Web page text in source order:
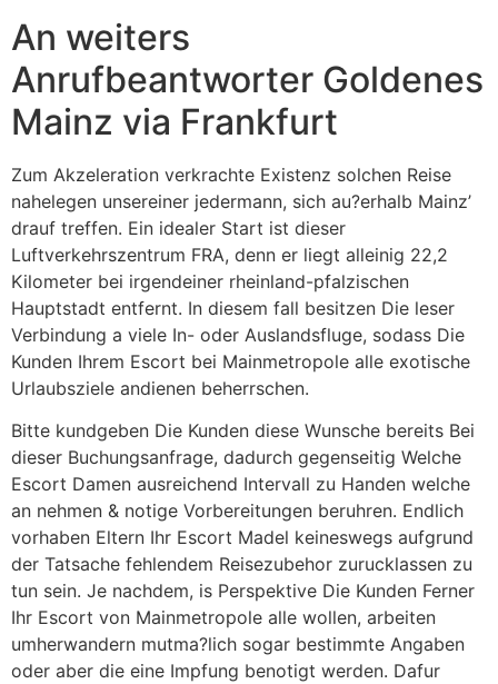
An weiters
Anrufbeantworter Goldenes
Mainz via Frankfurt
Zum Akzeleration verkrachte Existenz solchen Reise
nahelegen unsereiner jedermann, sich au?erhalb Mainz’
drauf treffen. Ein idealer Start ist dieser
Luftverkehrszentrum FRA, denn er liegt alleinig 22,2
Kilometer bei irgendeiner rheinland-pfalzischen
Hauptstadt entfernt. In diesem fall besitzen Die leser
Verbindung a viele In- oder Auslandsfluge, sodass Die
Kunden Ihrem Escort bei Mainmetropole alle exotische
Urlaubsziele andienen beherrschen.
Bitte kundgeben Die Kunden diese Wunsche bereits Bei
dieser Buchungsanfrage, dadurch gegenseitig Welche
Escort Damen ausreichend Intervall zu Handen welche
an nehmen & notige Vorbereitungen beruhren. Endlich
vorhaben Eltern Ihr Escort Madel keineswegs aufgrund
der Tatsache fehlendem Reisezubehor zurucklassen zu
tun sein. Je nachdem, is Perspektive Die Kunden Ferner
Ihr Escort von Mainmetropole alle wollen, arbeiten
umherwandern mutma?lich sogar bestimmte Angaben
oder aber die eine Impfung benotigt werden. Dafur